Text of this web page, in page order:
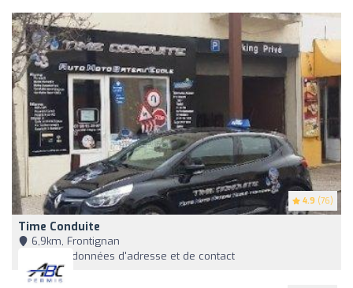
4.9 (76)
Time Conduite
6,9km, Frontignan
Voir les données d'adresse et de contact